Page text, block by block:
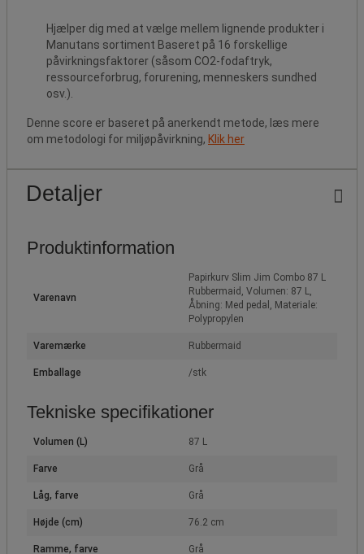
Hjælper dig med at vælge mellem lignende produkter i
Manutans sortiment Baseret på 16 forskellige
påvirkningsfaktorer (såsom CO2-fodaftryk,
ressourceforbrug, forurening, menneskers sundhed
osv.).
Denne score er baseret på anerkendt metode, læs mere
om metodologi for miljøpåvirkning, Klik her
Detaljer
Produktinformation
Varenavn
Papirkurv Slim Jim Combo 87 L
Rubbermaid, Volumen: 87 L,
Åbning: Med pedal, Materiale:
Polypropylen
Varemærke Rubbermaid
Emballage /stk
Tekniske specifikationer
Volumen (L) 87 L
Farve Grå
Låg, farve Grå
Højde (cm) 76.2 cm
Ramme, farve Grå